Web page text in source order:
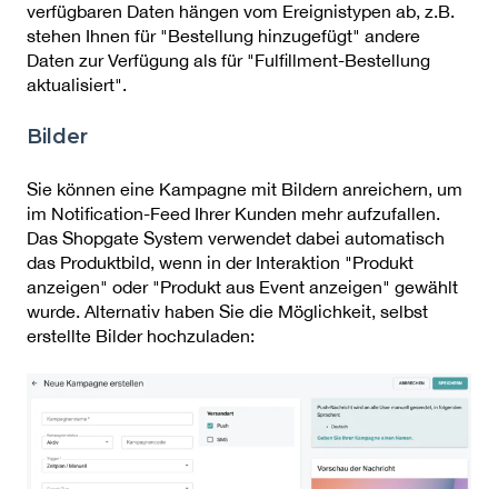
verfügbaren Daten hängen vom Ereignistypen ab, z.B.
stehen Ihnen für "Bestellung hinzugefügt" andere
Daten zur Verfügung als für "Fulfillment-Bestellung
aktualisiert".
Bilder
Sie können eine Kampagne mit Bildern anreichern, um
im Notification-Feed Ihrer Kunden mehr aufzufallen.
Das Shopgate System verwendet dabei automatisch
das Produktbild, wenn in der Interaktion "Produkt
anzeigen" oder "Produkt aus Event anzeigen" gewählt
wurde. Alternativ haben Sie die Möglichkeit, selbst
erstellte Bilder hochzuladen: